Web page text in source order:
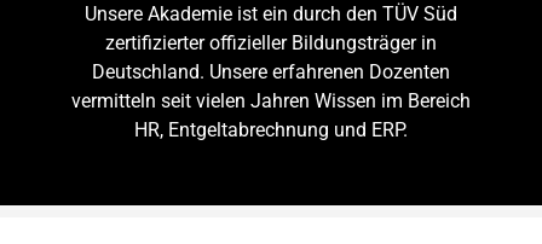
Unsere Akademie ist ein durch den TÜV Süd
zertifizierter offizieller Bildungsträger in
Deutschland. Unsere erfahrenen Dozenten
vermitteln seit vielen Jahren Wissen im Bereich
HR, Entgeltabrechnung und ERP.